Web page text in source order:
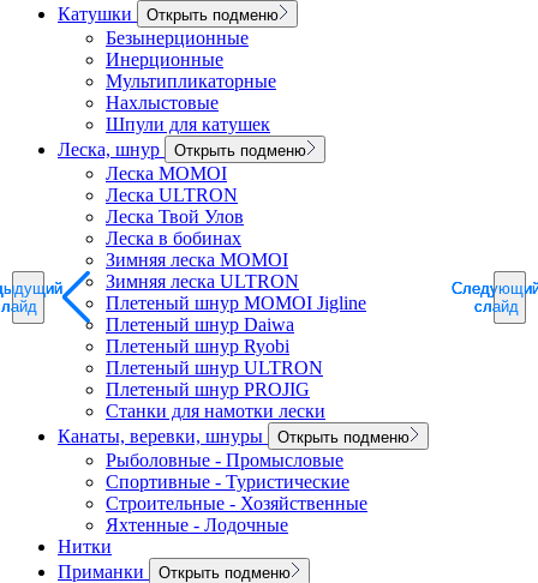
Катушки
Открыть подменю
Безынерционные
Инерционные
Мультипликаторные
Нахлыстовые
Шпули для катушек
Леска, шнур
Открыть подменю
Леска MOMOI
Леска ULTRON
Леска Твой Улов
Леска в бобинах
Зимняя леска MOMOI
Зимняя леска ULTRON
Плетеный шнур MOMOI Jigline
Плетеный шнур Daiwa
Плетеный шнур Ryobi
Плетеный шнур ULTRON
Плетеный шнур PROJIG
Станки для намотки лески
Канаты, веревки, шнуры
Открыть подменю
Рыболовные - Промысловые
Спортивные - Туристические
Строительные - Хозяйственные
Яхтенные - Лодочные
Нитки
Приманки
Открыть подменю
слайд
слайд
слайд